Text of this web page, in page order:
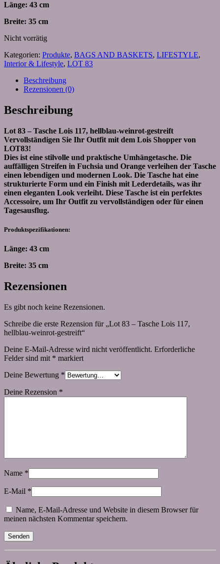
Länge: 43 cm
Breite: 35 cm
Nicht vorrätig
Kategorien: Produkte, BAGS AND BASKETS, LIFESTYLE,
Interior & Lifestyle, LOT 83
Beschreibung
Rezensionen (0)
Beschreibung
Lot 83 – Tasche Lois 117, hellblau-weinrot-gestreift
Vervollständigen Sie Ihr Outfit mit dem Lois Shopper von
LOT83!
Dies ist eine stilvolle und praktische Umhängetasche. Die
auffälligen Streifen in Fuchsia und Orange verleihen der Tasche
einen lebendigen und modernen Look. Die Tasche hat eine
strukturierte Form und ein Finish mit Lederdetails, was ihr
einen eleganten Look verleiht. Diese Tasche ist ein perfektes
Accessoire, um Ihr Outfit zu vervollständigen oder für einen
Tagesausflug.
Produktspezifikationen:
Länge: 43 cm
Breite: 35 cm
Rezensionen
Es gibt noch keine Rezensionen.
Schreibe die erste Rezension für „Lot 83 – Tasche Lois 117,
hellblau-weinrot-gestreift“
Deine E-Mail-Adresse wird nicht veröffentlicht. Erforderliche
Felder sind mit * markiert
Deine Bewertung *
Deine Rezension *
Name *
E-Mail *
Name, E-Mail-Adresse und Website in diesem Browser für
meinen nächsten Kommentar speichern.